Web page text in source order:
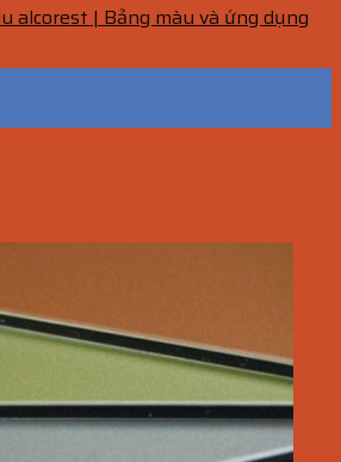
alcorest | Bảng màu và ứng dụng